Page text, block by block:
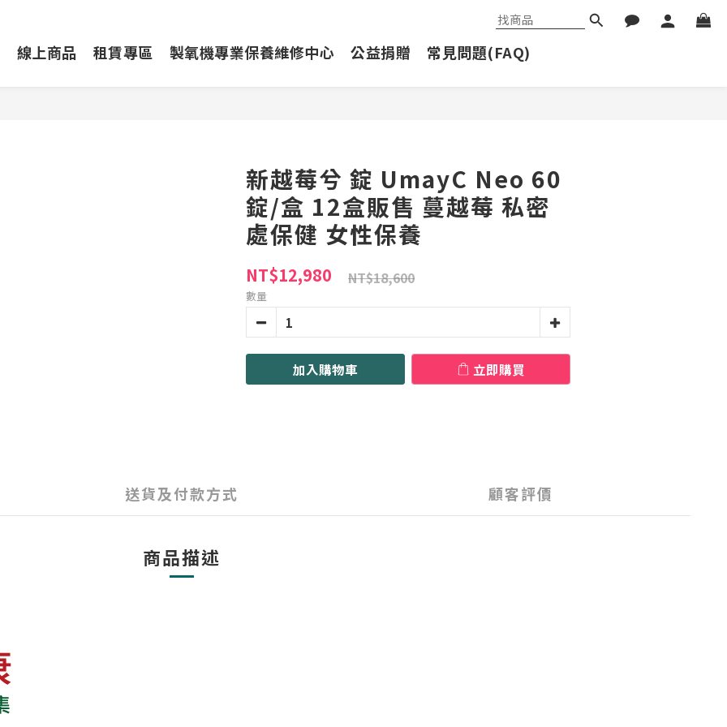
線上商品 租賃專區 製氧機專業保養維修中心 公益捐贈 常見問題(FAQ)
新越莓兮 錠 UmayC Neo 60
錠/盒 12盒販售 蔓越莓 私密
處保健 女性保養
NT$12,980 NT$18,600
數量
加入購物車 立即購買
送貨及付款方式 顧客評價
商品描述